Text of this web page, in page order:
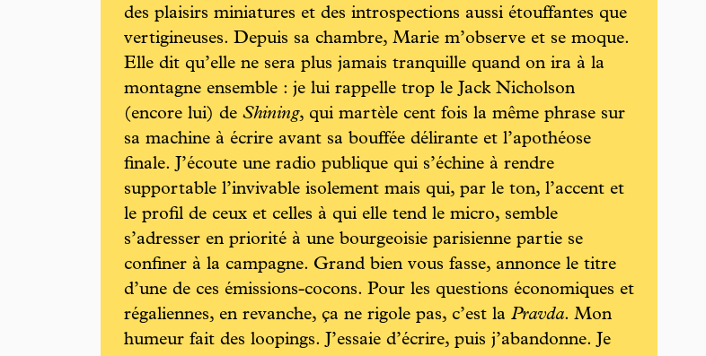
des plaisirs miniatures et des introspections aussi étouffantes que
vertigineuses. Depuis sa chambre, Marie m’observe et se moque.
Elle dit qu’elle ne sera plus jamais tranquille quand on ira à la
montagne ensemble : je lui rappelle trop le Jack Nicholson
(encore lui) de Shining, qui martèle cent fois la même phrase sur
sa machine à écrire avant sa bouffée délirante et l’apothéose
finale. J’écoute une radio publique qui s’échine à rendre
supportable l’invivable isolement mais qui, par le ton, l’accent et
le profil de ceux et celles à qui elle tend le micro, semble
s’adresser en priorité à une bourgeoisie parisienne partie se
confiner à la campagne. Grand bien vous fasse, annonce le titre
d’une de ces émissions-cocons. Pour les questions économiques et
régaliennes, en revanche, ça ne rigole pas, c’est la Pravda. Mon
humeur fait des loopings. J’essaie d’écrire, puis j’abandonne. Je